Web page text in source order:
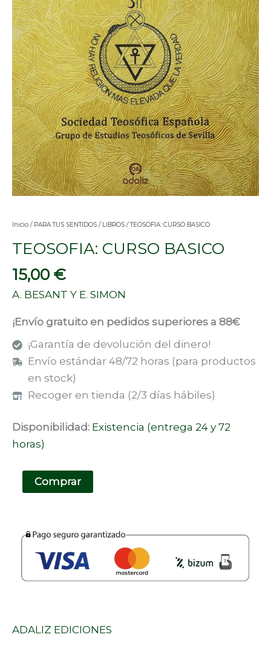
Inicio / PARA TUS SENTIDOS / LIBROS / TEOSOFIA: CURSO BASICO
TEOSOFIA: CURSO BASICO
15,00 €
A. BESANT Y E. SIMON
¡Envío gratuito en pedidos superiores a 88€
¡Garantía de devolución del dinero!
Envío estándar 48/72 horas (para productos
en stock)
Recoger en tienda (2/3 días hábiles)
Disponibilidad: Existencia (entrega 24 y 72
horas)
Comprar
ADALIZ EDICIONES